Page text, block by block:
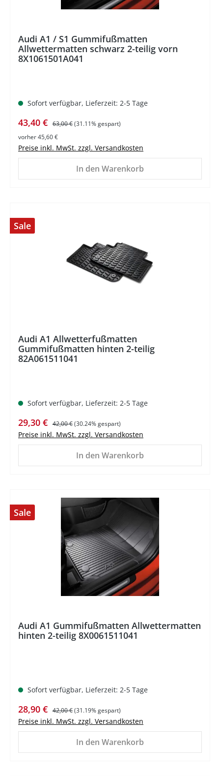
Audi A1 / S1 Gummifußmatten
Allwettermatten schwarz 2-teilig vorn
8X1061501A041
Sofort verfügbar, Lieferzeit: 2-5 Tage
Verkaufspreis:
43,40 € Regulärer Preis:
63,00 €(31.11% gespart)
vorher 45,60 €
Preise inkl. MwSt. zzgl. Versandkosten
In den Warenkorb
Sale
Audi A1 Allwetterfußmatten
Gummifußmatten hinten 2-teilig
82A061511041
Sofort verfügbar, Lieferzeit: 2-5 Tage
Verkaufspreis:
29,30 € Regulärer Preis:
42,00 €(30.24% gespart)
Preise inkl. MwSt. zzgl. Versandkosten
In den Warenkorb
Sale
Audi A1 Gummifußmatten Allwettermatten
hinten 2-teilig 8X0061511041
Sofort verfügbar, Lieferzeit: 2-5 Tage
Verkaufspreis:
28,90 € Regulärer Preis:
42,00 €(31.19% gespart)
Preise inkl. MwSt. zzgl. Versandkosten
In den Warenkorb